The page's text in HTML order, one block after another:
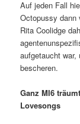
Auf jeden Fall
Octopussy
Rita Coolidge
aufgetaucht war,
bescheren.
Ganz MI6
Lovesongs